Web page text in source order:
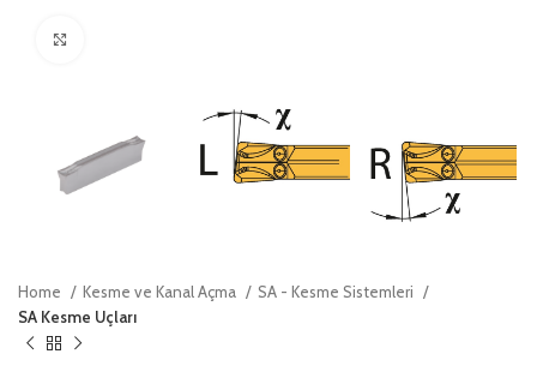
Home Kesme ve Kanal Açma
SA - Kesme Sistemleri
SA Kesme Uçları